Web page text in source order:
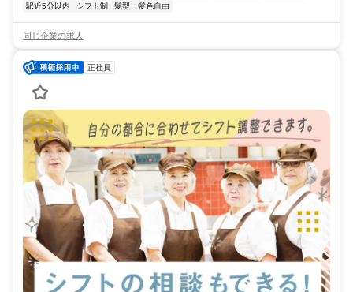
駅近5分以内
シフト制 髪型・髪色自由
同じ企業の求人
正社員